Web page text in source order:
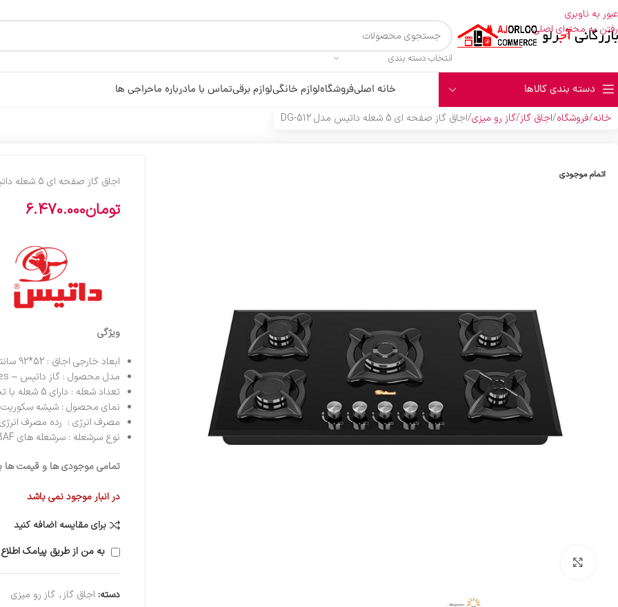
عبور به ناوبری
رفتن به محتوای اصلی
انتخاب دسته بندی
دسته بندی کالاها خانه اصلیفروشگاهلوازم خانگیلوازم برقیتماس با مادرباره ماحراجی ها
خانه فروشگاه اجاق گاز گاز رو میزی اجاق گاز صفحه ای 5 شعله داتیس مدل DG-512
اتمام موجودی اجاق گاز صفحه ای 5 شعله داتیس مدل DG-512
تومان6.470.000
ویژگی
ابعاد خارجی اجاق : 52*92 سانتیمتر
مدل محصول : گاز داتیس – datees مدل 512 مشکی
تعداد شعله : دارای 5 شعله با تجهیزات گازسوز ( پلوپز وسط )
نمای محصول : شیشه سکوریت
مصرف انرژی : رده مصرف انرژی A
نوع سرشعله : سرشعله های SABAF راندمان بالا (HE)
تمامی موجودی ها و قیمت ها
در انبار موجود نمی باشد
برای مقایسه اضافه کنید
به من از طریق پیامک
دسته: اجاق گاز , گاز رو میزی